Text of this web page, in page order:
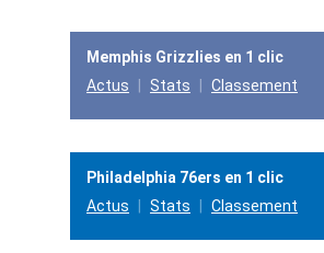
Memphis Grizzlies en 1 clic
Actus
Stats Classement
Philadelphia 76ers en 1 clic
Actus
Stats Classement